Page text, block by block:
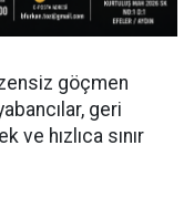
göçmen
geri
hızlıca sınır